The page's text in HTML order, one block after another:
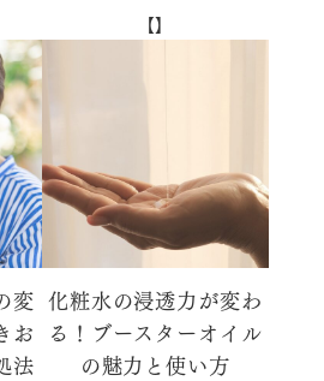
【】
変
お
法
化粧水の浸透力が変わ
る！ブースターオイル
の魅力と使い方